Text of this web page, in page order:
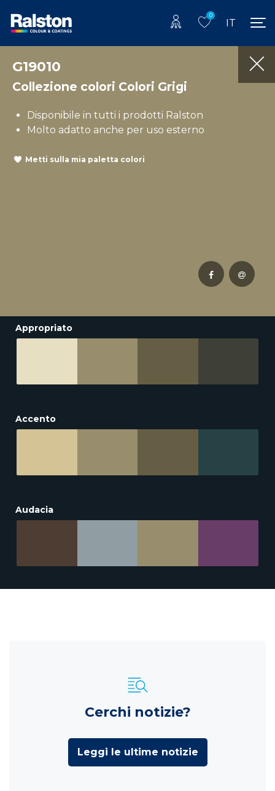
0
IT
G19010
Collezione colori Colori Grigi
Disponibile in tutti i prodotti Ralston
Molto adatto anche per uso esterno
Metti sulla mia paletta colori
Appropriato
Accento
Audacia
Cerchi notizie?
Leggi le ultime notizie